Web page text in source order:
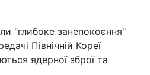
"глибоке занепокоєння"
Північній Кореї
ядерної зброї та